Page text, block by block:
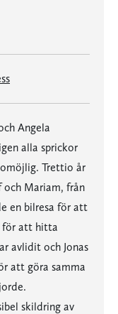
Angela
alla sprickor
Trettio år
och Mariam, från
en bilresa för att
för att hitta
avlidit och Jonas
att göra samma
skildring av